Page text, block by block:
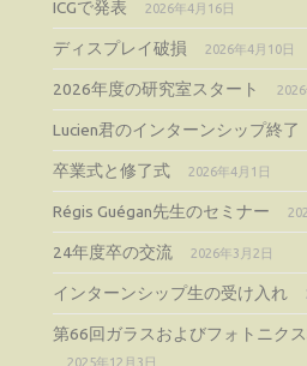
ICGで発表 2026年4月16日
ディスプレイ破損 2026年4月10日
2026年度の研究室スタート
Lucien君のインターンシップ終了
卒業式と修了式 2026年4月1日
Régis Guégan先生のセミナー
24年度卒の交流 2026年3月2日
インターンシップ生の受け入れ
第66回ガラスおよびフォトニク
2025年12月3日